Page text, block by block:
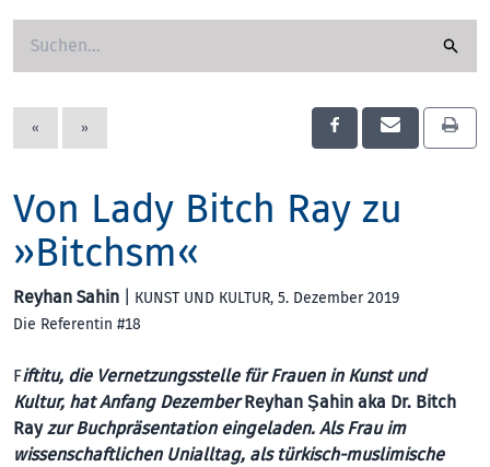
« »
Von Lady Bitch Ray zu
»Bitchsm«
Reyhan Sahin KUNST UND KULTUR, 5. Dezember 2019
Die Referentin #18
Fiftitu, die Vernetzungsstelle für Frauen in Kunst und
Kultur, hat Anfang DezemberReyhan Şahin aka Dr. Bitch
Rayzur Buchpräsentation eingeladen. Als Frau im
wissenschaftlichen Unialltag, als türkisch-muslimische